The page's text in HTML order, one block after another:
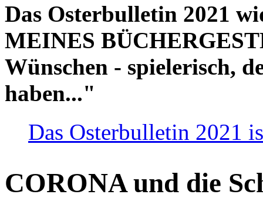
Das Osterbulletin 2021
MEINES
Wünschen - spielerisch,
haben..."
Das Osterbulletin 2021
CORONA und die